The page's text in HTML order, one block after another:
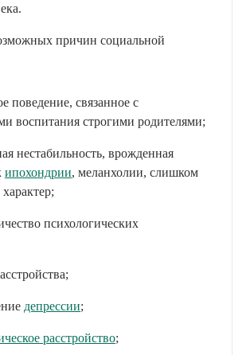
причин социальной
поведение, связанное с
воспитания строгими родителями;
нестабильность, врожденная
ипохондрии, меланхолии, слишком
психологических
депрессии;
расстройство;